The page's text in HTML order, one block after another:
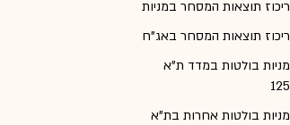
ריכוז תוצאות המסחר במניות
ריכוז תוצאות המסחר באג"ח
מניות בולטות במדד ת"א
125
מניות בולטות אחרות בת"א